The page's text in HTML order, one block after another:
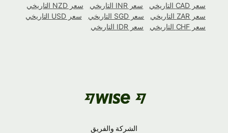
سعر CAD التاريخي
سعر INR التاريخي
سعر NZD التاريخي
سعر ZAR التاريخي
سعر SGD التاريخي
سعر USD التاريخي
سعر CHF التاريخي
سعر IDR التاريخي
الشركة والفريق